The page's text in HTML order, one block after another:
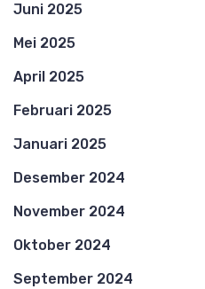
Juni 2025
Mei 2025
April 2025
Februari 2025
Januari 2025
Desember 2024
November 2024
Oktober 2024
September 2024